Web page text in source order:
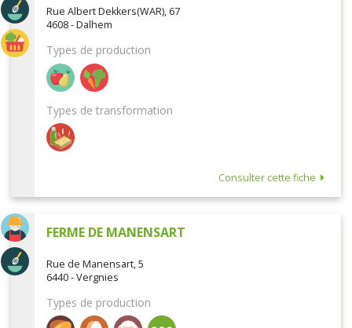
Rue Albert Dekkers(WAR), 67
4608 - Dalhem
Types de production
Types de transformation
Consulter cette fiche
FERME DE MANENSART
Rue de Manensart, 5
6440 - Vergnies
Types de production